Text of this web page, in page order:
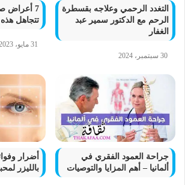
التغدد الرحمي وعلاجه بقسطرة
الرحم مع الدكتور سمير عبد
الغفار
30 سبتمبر، 2024
7 أعراض
تتجاهل
31 مايو، 2023
جراحة العمود الفقري في
ألمانيا – أهم المزايا والتوصيات
أضرار
بالليزر